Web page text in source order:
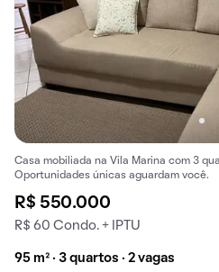
Casa mobiliada na Vila Marina com 3
Oportunidades únicas aguardam você.
R$ 550.000
R$ 60 Condo. + IPTU
95 m² · 3 quartos · 2 vagas